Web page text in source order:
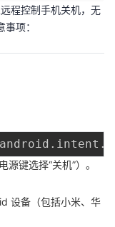
程控制手机关机，无
项：
键选择“关机”）。
设备（包括小米、华